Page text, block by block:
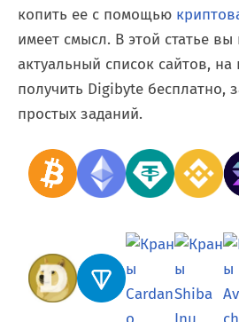
копить ее с помощью
имеет смысл. В этой статье вы
актуальный список сайтов,
получить Digibyte бесплатно,
простых заданий.